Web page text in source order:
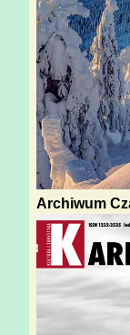
Archiwum